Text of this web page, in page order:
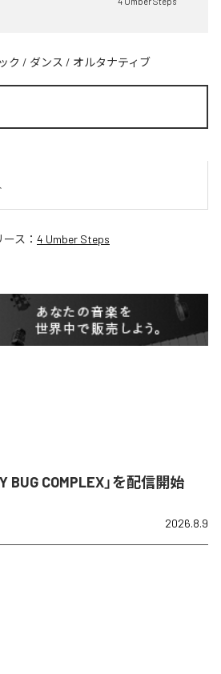
ク / ダンス / オルタナティブ
ス： 4 Umber Steps
BUG COMPLEX」を配信開始
2026.8.9